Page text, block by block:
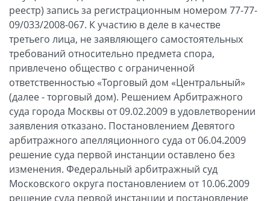
реестр) запись за регистрационным номером 77-77-
09/033/2008-067. К участию в деле в качестве
третьего лица, не заявляющего самостоятельных
требований относительно предмета спора,
привлечено общество с ограниченной
ответственностью «Торговый дом «Центральный»
(далее - торговый дом). Решением Арбитражного
суда города Москвы от 09.02.2009 в удовлетворении
заявления отказано. Постановлением Девятого
арбитражного апелляционного суда от 06.04.2009
решение суда первой инстанции оставлено без
изменения. Федеральный арбитражный суд
Московского округа постановлением от 10.06.2009
решение суда первой инстанции и постановление